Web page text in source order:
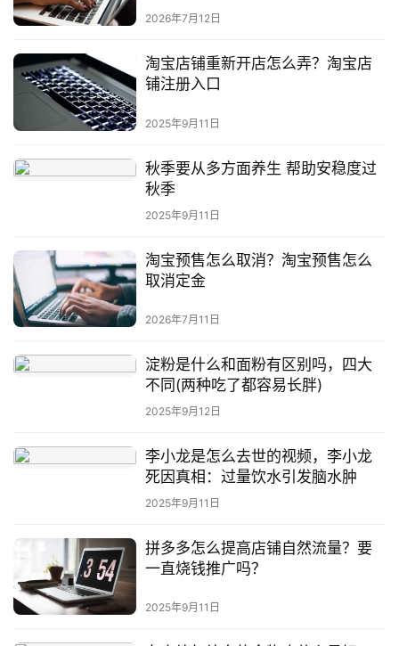
2026年7月12日
淘宝店铺重新开店怎么弄？淘宝店
铺注册入口
2025年9月11日
秋季要从多方面养生 帮助安稳度过
秋季
2025年9月11日
淘宝预售怎么取消？淘宝预售怎么
取消定金
2026年7月11日
淀粉是什么和面粉有区别吗，四大
不同(两种吃了都容易长胖)
2025年9月12日
李小龙是怎么去世的视频，李小龙
死因真相：过量饮水引发脑水肿
2025年9月11日
拼多多怎么提高店铺自然流量？要
一直烧钱推广吗？
2025年9月11日